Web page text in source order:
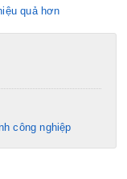
quả hơn
công nghiệp